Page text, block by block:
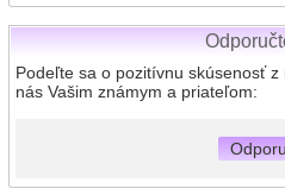
Podeľte sa o pozitívnu skúsenosť
nás Vašim známym a priateľom: